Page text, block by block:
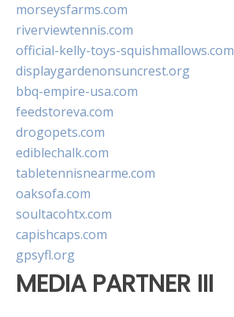
morseysfarms.com
riverviewtennis.com
official-kelly-toys-squishmallows.com
displaygardenonsuncrest.org
bbq-empire-usa.com
feedstoreva.com
drogopets.com
ediblechalk.com
tabletennisnearme.com
oaksofa.com
soultacohtx.com
capishcaps.com
gpsyfl.org
MEDIA PARTNER III